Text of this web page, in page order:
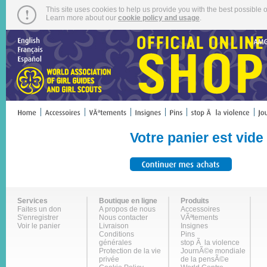
This site uses cookies to help us provide you with the best
Learn more about our cookie policy and usage
Votre panier est vide
Services
Faites un don
S'enregistrer
Voir le panier
Boutique en ligne
A propos de nous
Nous contacter
Livraison
Conditions
générales
Protection de la vie
privée
Produits
Accessoires
VÃªtements
Insignes
Pins
stop Ã la violence
JournÃ©e mondiale
de la pensÃ©e